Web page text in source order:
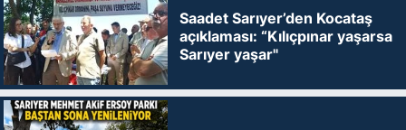
Saadet Sarıyer’den Kocataş
açıklaması: “Kılıçpınar yaşarsa
Sarıyer yaşar"